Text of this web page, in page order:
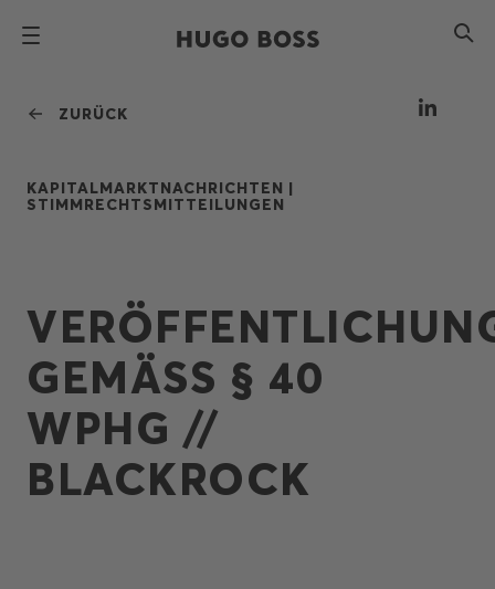
ZURÜCK
KAPITALMARKTNACHRICHTEN |
STIMMRECHTSMITTEILUNGEN
GEMÄSS § 40 W
PHG // B
LACKROCK